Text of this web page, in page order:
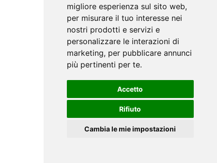
migliore esperienza sul sito web,
per misurare il tuo interesse nei
nostri prodotti e servizi e
personalizzare le interazioni di
marketing, per pubblicare annunci
più pertinenti per te.
Accetto
Rifiuto
Cambia le mie impostazioni